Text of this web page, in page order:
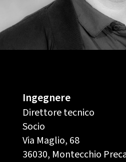
Ingegnere
Direttore tecnico
Socio
Via Maglio, 68
36030, Montecchio